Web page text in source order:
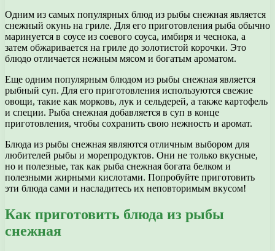
Одним из самых популярных блюд из рыбы снежная является
снежный окунь на гриле. Для его приготовления рыба обычно
маринуется в соусе из соевого соуса, имбиря и чеснока, а
затем обжаривается на гриле до золотистой корочки. Это
блюдо отличается нежным мясом и богатым ароматом.
Еще одним популярным блюдом из рыбы снежная является
рыбный суп. Для его приготовления используются свежие
овощи, такие как морковь, лук и сельдерей, а также картофель
и специи. Рыба снежная добавляется в суп в конце
приготовления, чтобы сохранить свою нежность и аромат.
Блюда из рыбы снежная являются отличным выбором для
любителей рыбы и морепродуктов. Они не только вкусные,
но и полезные, так как рыба снежная богата белком и
полезными жирными кислотами. Попробуйте приготовить
эти блюда сами и насладитесь их неповторимым вкусом!
Как приготовить блюда из рыбы
снежная